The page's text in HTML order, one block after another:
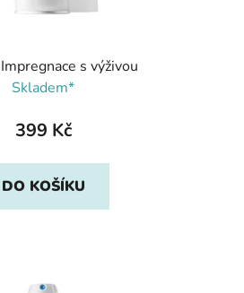
s výživou
Skladem*
399 Kč
DO KOŠÍKU